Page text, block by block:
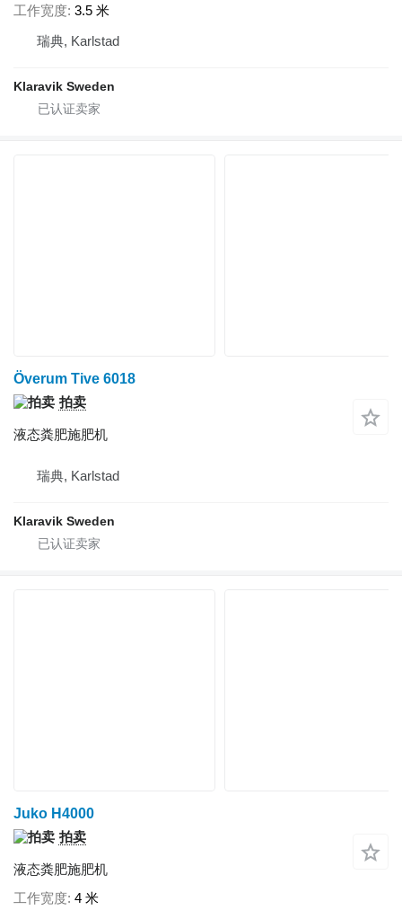
工作宽度 3.5 米
瑞典, Karlstad
Klaravik Sweden
Överum Tive 6018
拍卖
液态粪肥施肥机
瑞典, Karlstad
Klaravik Sweden
Juko H4000
拍卖
液态粪肥施肥机
工作宽度 4 米